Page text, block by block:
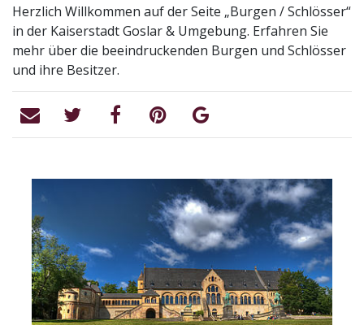
Herzlich Willkommen auf der Seite „Burgen / Schlösser“
in der Kaiserstadt Goslar & Umgebung. Erfahren Sie
mehr über die beeindruckenden Burgen und Schlösser
und ihre Besitzer.